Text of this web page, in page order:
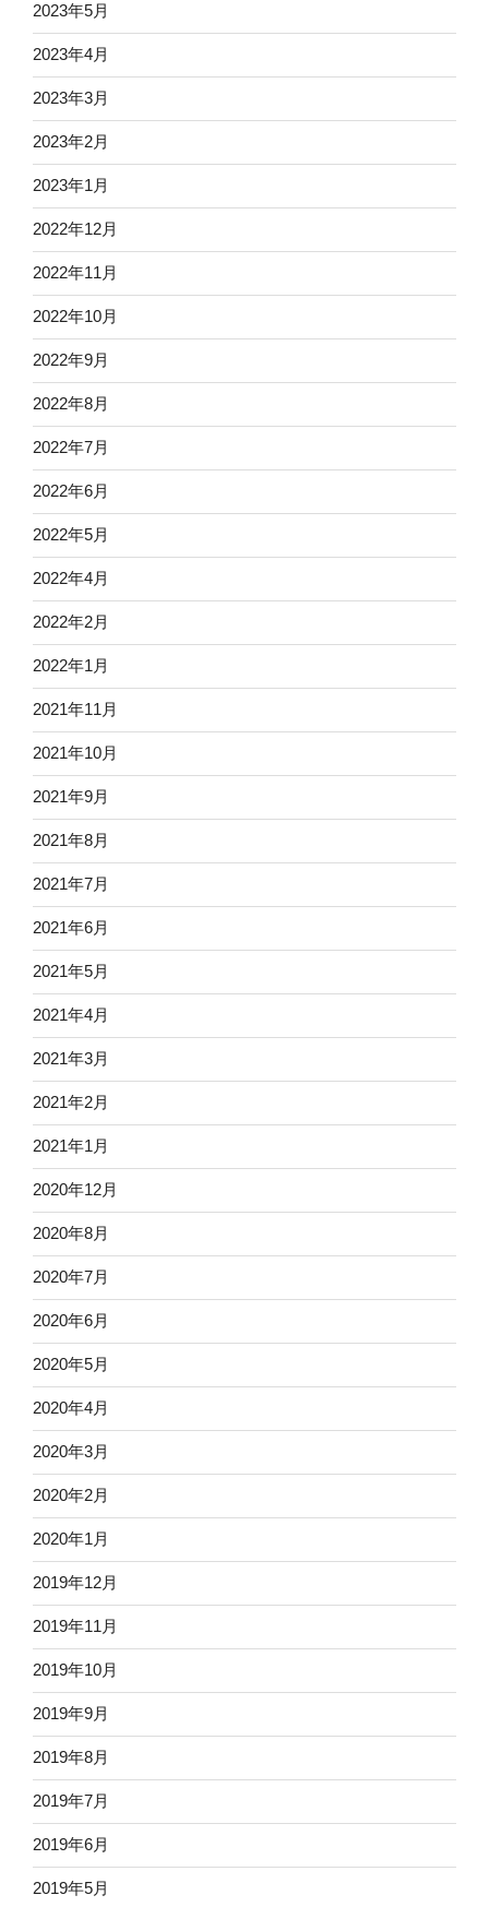
2023年5月
2023年4月
2023年3月
2023年2月
2023年1月
2022年12月
2022年11月
2022年10月
2022年9月
2022年8月
2022年7月
2022年6月
2022年5月
2022年4月
2022年2月
2022年1月
2021年11月
2021年10月
2021年9月
2021年8月
2021年7月
2021年6月
2021年5月
2021年4月
2021年3月
2021年2月
2021年1月
2020年12月
2020年8月
2020年7月
2020年6月
2020年5月
2020年4月
2020年3月
2020年2月
2020年1月
2019年12月
2019年11月
2019年10月
2019年9月
2019年8月
2019年7月
2019年6月
2019年5月